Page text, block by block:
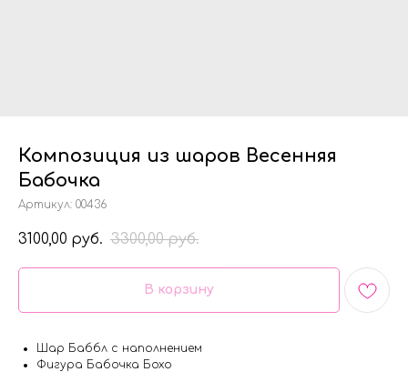
Композиция из шаров Весенняя
Бабочка
Артикул: 00436
3100,00 руб. 3300,00 руб.
В корзину
Шар Баббл с наполнением
Фигура Бабочка Бохо